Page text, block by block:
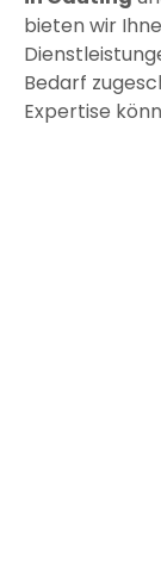
bieten wir
Bedarf
Expertise